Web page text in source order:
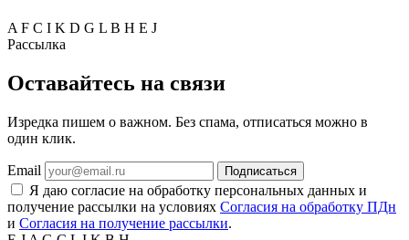
A F C I K D G L B H E J
Рассылка
Оставайтесь на связи
Изредка пишем о важном. Без спама, отписаться можно в
один клик.
Email Подписаться
Я даю согласие на обработку персональных данных и
получение рассылки на условиях Согласия на обработку ПДн
и Согласия на получение рассылки.